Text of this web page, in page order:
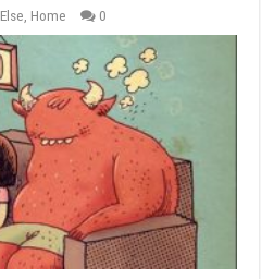
Else Home 0